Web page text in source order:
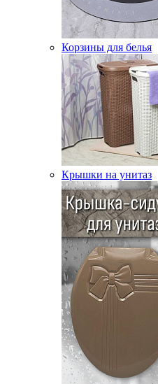
Корзины для белья
Крышки на унитаз